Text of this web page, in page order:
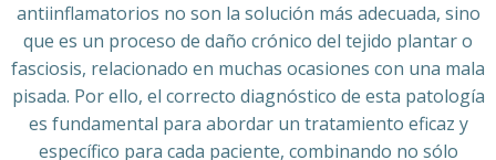
antiinflamatorios no son la solución más adecuada, sino
que es un proceso de daño crónico del tejido plantar o
fasciosis, relacionado en muchas ocasiones con una mala
pisada. Por ello, el correcto diagnóstico de esta patología
es fundamental para abordar un tratamiento eficaz y
específico para cada paciente, combinando no sólo